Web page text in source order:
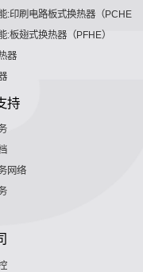
:印刷电路板式换热器（PCHE）
:板翅式换热器（PFHE）
器
持
网络